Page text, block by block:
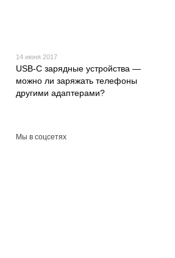
14 июня 2017
USB-C зарядные устройства —
можно ли заряжать телефоны
другими адаптерами?
Мы в соцсетях